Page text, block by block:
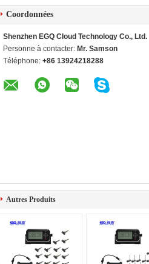
Coordonnées
Shenzhen EGQ Cloud Technology Co., Ltd.
Personne à contacter: Mr. Samson
Téléphone: +86 13924218288
Autres Produits